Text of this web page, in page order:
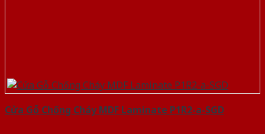
Cửa Gỗ Chống Cháy MDF Laminate P1R2-a-SGD